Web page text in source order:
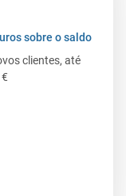
sobre o saldo
clientes, até